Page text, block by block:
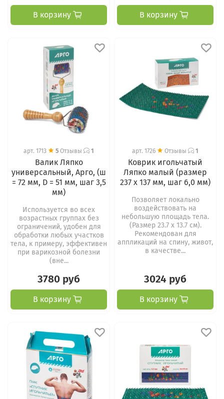
В корзину В корзину
арт. 1713 5 Отзывы 1
Валик Ляпко
универсальный, Арго, (ш
= 72 мм, D = 51 мм, шаг 3,5
мм)
Используется во всех
возрастных группах без
ограничений, удобен для
обработки любых участков
тела, к примеру, эффективен
при варикозной болезни
(вне...
3780 руб
В корзину
арт. 1726 Отзывы 1
Коврик игольчатый
Ляпко малый (размер
237 х 137 мм, шаг 6,0 мм)
Позволяет локально
воздействовать на
небольшую площадь тела.
(Размер 23.7 х 13.7 см).
Рекомендован для
аппликаций на спину, живот,
в качестве...
3024 руб
В корзину